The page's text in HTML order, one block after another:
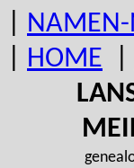
HOME